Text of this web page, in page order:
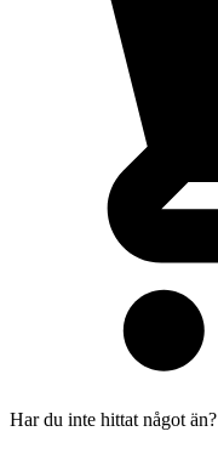
Har du inte hittat något än?